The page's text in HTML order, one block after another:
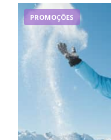
PROMOÇÕES